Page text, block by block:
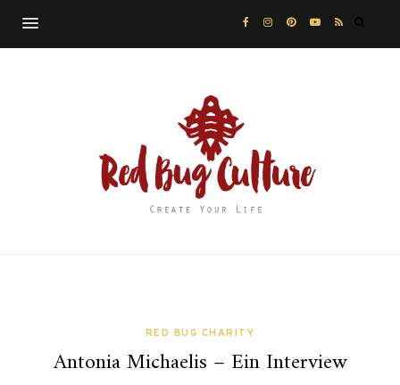
RED BUG CHARITY
Antonia Michaelis – Ein Interview